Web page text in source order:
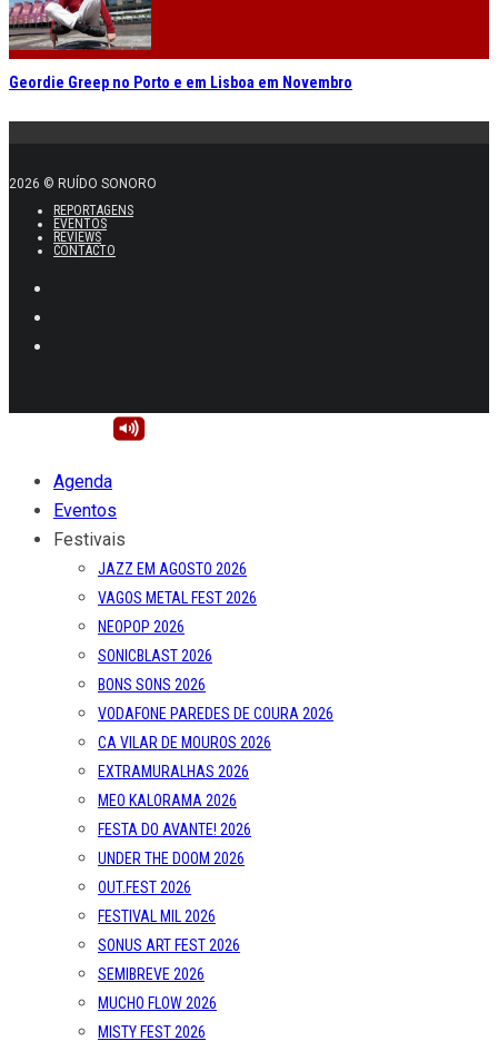
Geordie Greep no Porto e em Lisboa em Novembro
2026 © RUÍDO SONORO
REPORTAGENS
EVENTOS
REVIEWS
CONTACTO
Agenda
Eventos
Festivais
JAZZ EM AGOSTO 2026
VAGOS METAL FEST 2026
NEOPOP 2026
SONICBLAST 2026
BONS SONS 2026
VODAFONE PAREDES DE COURA 2026
CA VILAR DE MOUROS 2026
EXTRAMURALHAS 2026
MEO KALORAMA 2026
FESTA DO AVANTE! 2026
UNDER THE DOOM 2026
OUT.FEST 2026
FESTIVAL MIL 2026
SONUS ART FEST 2026
SEMIBREVE 2026
MUCHO FLOW 2026
MISTY FEST 2026